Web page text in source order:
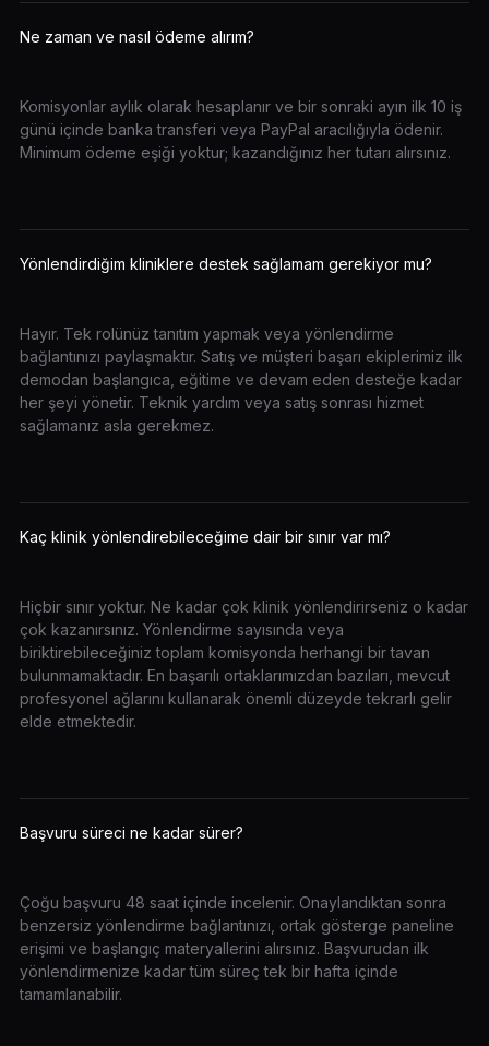
Ne zaman ve nasıl ödeme alırım?
Komisyonlar aylık olarak hesaplanır ve bir sonraki ayın ilk 10 iş
günü içinde banka transferi veya PayPal aracılığıyla ödenir.
Minimum ödeme eşiği yoktur; kazandığınız her tutarı alırsınız.
Yönlendirdiğim kliniklere destek sağlamam gerekiyor mu?
Hayır. Tek rolünüz tanıtım yapmak veya yönlendirme
bağlantınızı paylaşmaktır. Satış ve müşteri başarı ekiplerimiz ilk
demodan başlangıca, eğitime ve devam eden desteğe kadar
her şeyi yönetir. Teknik yardım veya satış sonrası hizmet
sağlamanız asla gerekmez.
Kaç klinik yönlendirebileceğime dair bir sınır var mı?
Hiçbir sınır yoktur. Ne kadar çok klinik yönlendirirseniz o kadar
çok kazanırsınız. Yönlendirme sayısında veya
biriktirebileceğiniz toplam komisyonda herhangi bir tavan
bulunmamaktadır. En başarılı ortaklarımızdan bazıları, mevcut
profesyonel ağlarını kullanarak önemli düzeyde tekrarlı gelir
elde etmektedir.
Başvuru süreci ne kadar sürer?
Çoğu başvuru 48 saat içinde incelenir. Onaylandıktan sonra
benzersiz yönlendirme bağlantınızı, ortak gösterge paneline
erişimi ve başlangıç materyallerini alırsınız. Başvurudan ilk
yönlendirmenize kadar tüm süreç tek bir hafta içinde
tamamlanabilir.